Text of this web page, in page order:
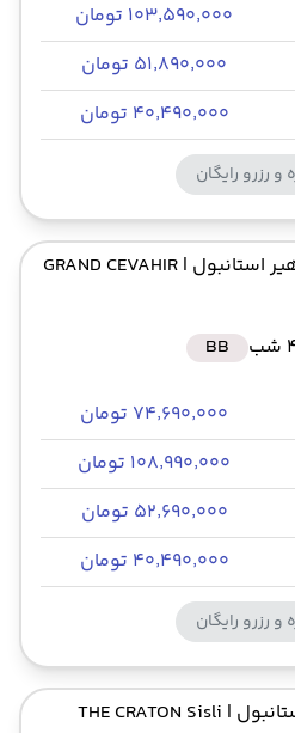
۱۰۳٬۵۹۰٬۰۰۰ تومان
۵۱٬۸۹۰٬۰۰۰ تومان
۴۰٬۴۹۰٬۰۰۰ تومان
و رزرو رایگان
استانبول | GRAND CEVAHIR
BB
۷۴٬۶۹۰٬۰۰۰ تومان
۱۰۸٬۹۹۰٬۰۰۰ تومان
۵۲٬۶۹۰٬۰۰۰ تومان
۴۰٬۴۹۰٬۰۰۰ تومان
و رزرو رایگان
| THE CRATON Sisli